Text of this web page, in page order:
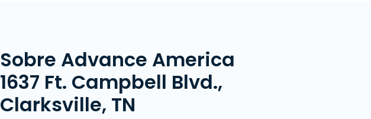
Sobre Advance America
1637 Ft. Campbell Blvd.,
Clarksville, TN